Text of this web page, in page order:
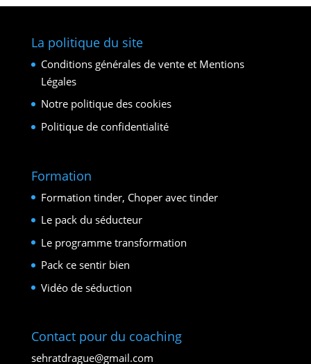
La politique du site
Conditions générales de vente et Mentions
Légales
Notre politique des cookies
Politique de confidentialité
Formation
Formation tinder, Choper avec tinder
Le pack du séducteur
Le programme transformation
Pack ce sentir bien
Vidéo de séduction
Contact pour du coaching
sehratdrague@gmail.com